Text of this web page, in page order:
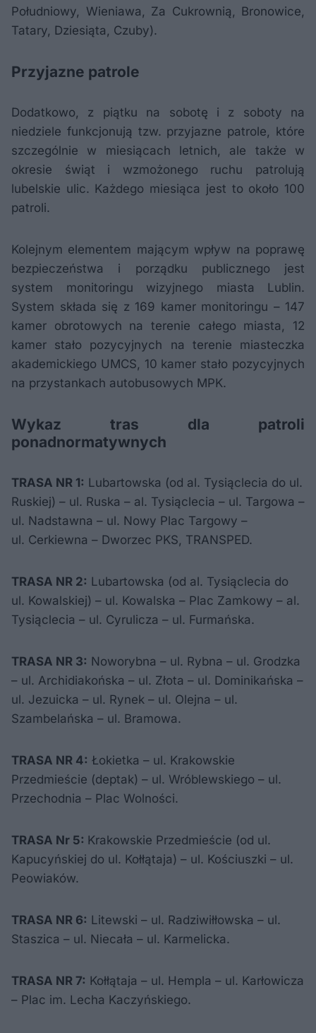
Południowy, Wieniawa, Za Cukrownią, Bronowice,
Tatary, Dziesiąta, Czuby).
Przyjazne patrole
Dodatkowo, z piątku na sobotę i z soboty na
niedziele funkcjonują tzw. przyjazne patrole, które
szczególnie w miesiącach letnich, ale także w
okresie świąt i wzmożonego ruchu patrolują
lubelskie ulic. Każdego miesiąca jest to około 100
patroli.
Kolejnym elementem mającym wpływ na poprawę
bezpieczeństwa i porządku publicznego jest
system monitoringu wizyjnego miasta Lublin.
System składa się z 169 kamer monitoringu – 147
kamer obrotowych na terenie całego miasta, 12
kamer stało pozycyjnych na terenie miasteczka
akademickiego UMCS, 10 kamer stało pozycyjnych
na przystankach autobusowych MPK.
Wykaz tras dla patroli
ponadnormatywnych
TRASA NR 1: Lubartowska (od al. Tysiąclecia do ul.
Ruskiej) – ul. Ruska – al. Tysiąclecia – ul. Targowa –
ul. Nadstawna – ul. Nowy Plac Targowy –
ul. Cerkiewna – Dworzec PKS, TRANSPED.
TRASA NR 2: Lubartowska (od al. Tysiąclecia do
ul. Kowalskiej) – ul. Kowalska – Plac Zamkowy – al.
Tysiąclecia – ul. Cyrulicza – ul. Furmańska.
TRASA NR 3: Noworybna – ul. Rybna – ul. Grodzka
– ul. Archidiakońska – ul. Złota – ul. Dominikańska –
ul. Jezuicka – ul. Rynek – ul. Olejna – ul.
Szambelańska – ul. Bramowa.
TRASA NR 4: Łokietka – ul. Krakowskie
Przedmieście (deptak) – ul. Wróblewskiego – ul.
Przechodnia – Plac Wolności.
TRASA Nr 5: Krakowskie Przedmieście (od ul.
Kapucyńskiej do ul. Kołłątaja) – ul. Kościuszki – ul.
Peowiaków.
TRASA NR 6: Litewski – ul. Radziwiłłowska – ul.
Staszica – ul. Niecała – ul. Karmelicka.
TRASA NR 7: Kołłątaja – ul. Hempla – ul. Karłowicza
– Plac im. Lecha Kaczyńskiego.